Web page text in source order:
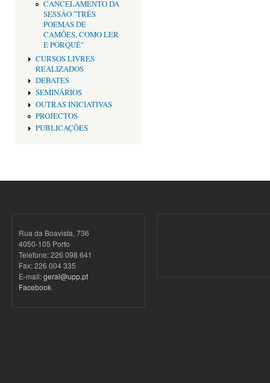
CANCELAMENTO DA
SESSÂO "TRÊS
POEMAS DE
CAMÕES, COMO LER
E PORQUÊ"
CURSOS LIVRES
REALIZADOS
DEBATES
SEMINÁRIOS
OUTRAS INICIATIVAS
PROJECTOS
PUBLICAÇÕES
Rua da Boavista, 736
4050-105 Porto
Telefone: 226 098 641
Fax: 226 004 335
E-mail:geral@upp.pt
Facebook